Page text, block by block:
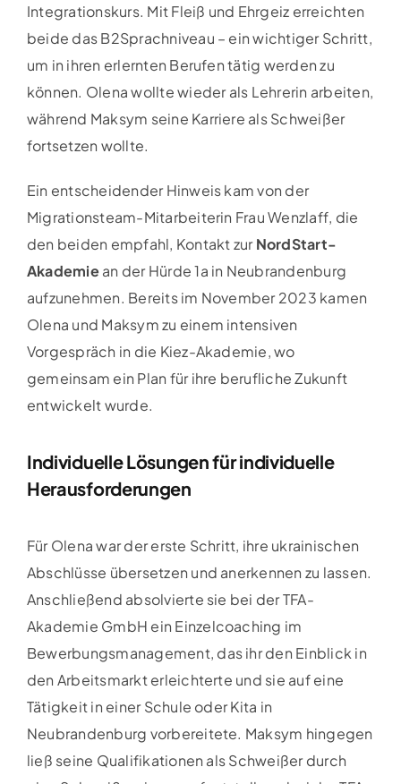
Integrationskurs. Mit Fleiß und Ehrgeiz erreichten
beide das B2Sprachniveau – ein wichtiger Schritt,
um in ihren erlernten Berufen tätig werden zu
können. Olena wollte wieder als Lehrerin arbeiten,
während Maksym seine Karriere als Schweißer
fortsetzen wollte.
Ein entscheidender Hinweis kam von der
Migrationsteam-Mitarbeiterin Frau Wenzlaff, die
den beiden empfahl, Kontakt zurNordStart-
Akademiean der Hürde 1a in Neubrandenburg
aufzunehmen. Bereits im November 2023 kamen
Olena und Maksym zu einem intensiven
Vorgespräch in die Kiez-Akademie, wo
gemeinsam ein Plan für ihre berufliche Zukunft
entwickelt wurde.
Individuelle Lösungen für individuelle
Herausforderungen
Für Olena war der erste Schritt, ihre ukrainischen
Abschlüsse übersetzen und anerkennen zu lassen.
Anschließend absolvierte sie bei der TFA-
Akademie GmbH ein Einzelcoaching im
Bewerbungsmanagement, das ihr den Einblick in
den Arbeitsmarkt erleichterte und sie auf eine
Tätigkeit in einer Schule oder Kita in
Neubrandenburg vorbereitete. Maksym hingegen
ließ seine Qualifikationen als Schweißer durch